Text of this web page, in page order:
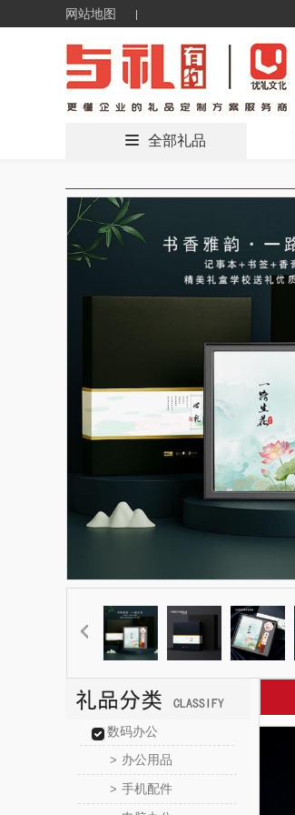
网站地图
全部礼品
数码办公
> 办公用品
> 手机配件